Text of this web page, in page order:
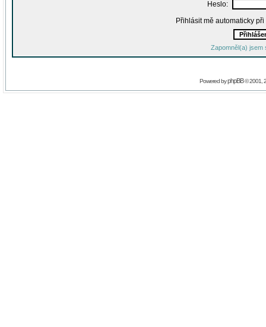
Heslo:
Přihlásit mě automaticky
Zapomněl(a) jsem
Powered byphpBB© 2001,